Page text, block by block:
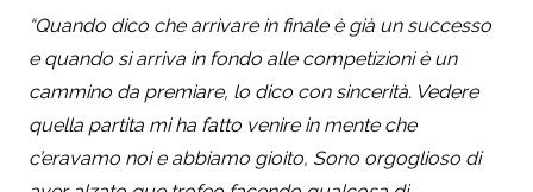
“Quando dico che arrivare in finale è già un successo
e quando si arriva in fondo alle competizioni è un
cammino da premiare, lo dico con sincerità. Vedere
quella partita mi ha fatto venire in mente che
c’eravamo noi e abbiamo gioito, Sono orgoglioso di